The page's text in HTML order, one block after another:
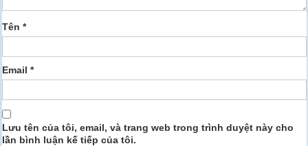
Tên *
Email *
Lưu tên của tôi, email, và trang web trong trình duyệt này cho
lần bình luận kế tiếp của tôi.